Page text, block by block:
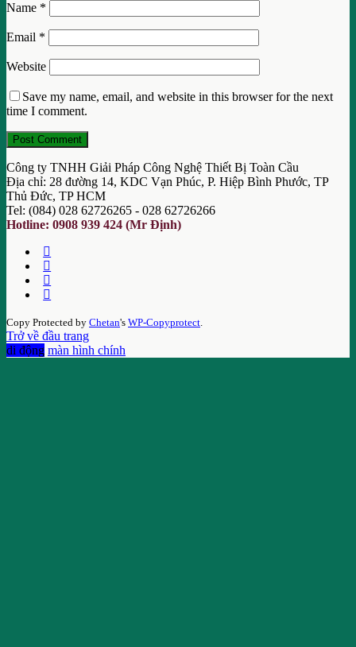
Name *
Email *
Website
Save my name, email, and website in this browser for the next
time I comment.
Công ty TNHH Giải Pháp Công Nghệ Thiết Bị Toàn Cầu
Địa chỉ: 28 đường 14, KDC Vạn Phúc, P. Hiệp Bình Phước, TP
Thủ Đức, TP HCM
Tel: (084) 028 62726265 - 028 62726266
Hotline: 0908 939 424 (Mr Định)
Copy Protected by Chetan's WP-Copyprotect.
Trở về đầu trang
di động màn hình chính